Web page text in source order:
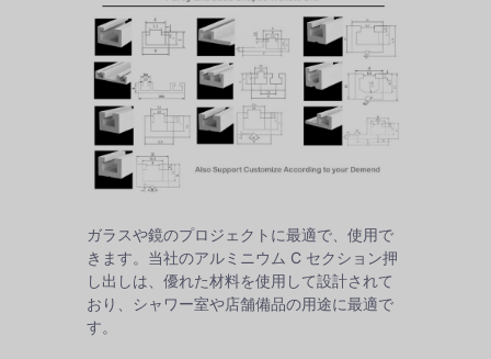
ガラスや鏡のプロジェクトに最適で、使用で
きます。当社のアルミニウム C セクション押
し出しは、優れた材料を使用して設計されて
おり、シャワー室や店舗備品の用途に最適で
す。